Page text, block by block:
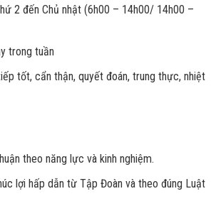
2 đến Chủ nhật (6h00 – 14h00/ 14h00 –
trong tuần
tốt, cẩn thận, quyết đoán, trung thực, nhiệt
theo năng lực và kinh nghiệm.
lợi hấp dẫn từ Tập Đoàn và theo đúng Luật